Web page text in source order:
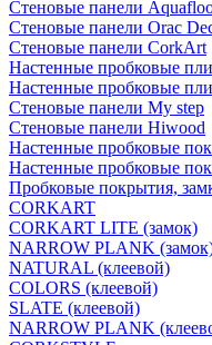
Стеновые панели
Стеновые панели Orac
Стеновые панели CorkArt
Настенные пробковые
Настенные пробковые
Стеновые панели My step
Стеновые панели Hiwood
Настенные пробковые
Настенные пробковые
Пробковые покрытия,
CORKART
CORKART LITE (замок)
NARROW PLANK
NATURAL (клеевой)
COLORS (клеевой)
SLATE (клеевой)
NARROW PLANK